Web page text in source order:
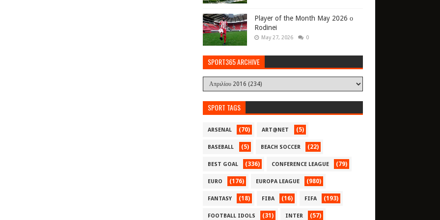
Player of the Month May 2026 ο
Rodinei
May 27, 2026 0
SPORT365 ARCHIVE
SPORT TAGS
ARSENAL (70) ART@NET (5)
BASEBALL (5) BEACH SOCCER (22)
BEST GOAL (336) CONFERENCE LEAGUE (79)
EURO (176) EUROPA LEAGUE (980)
FANTASY (18) FIBA (16) FIFA (193)
FOOTBALL IDOLS (31) INTER (57)